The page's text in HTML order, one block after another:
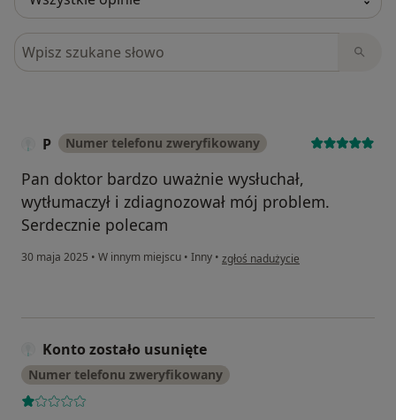
Szukaj w opiniach
P Numer telefonu zweryfikowany
Pan doktor bardzo uważnie wysłuchał,
wytłumaczył i zdiagnozował mój problem.
Serdecznie polecam
30 maja 2025 • W innym miejscu • Inny • w opinii użytkownika P
zgłoś nadużycie
Konto zostało usunięte
Numer telefonu zweryfikowany